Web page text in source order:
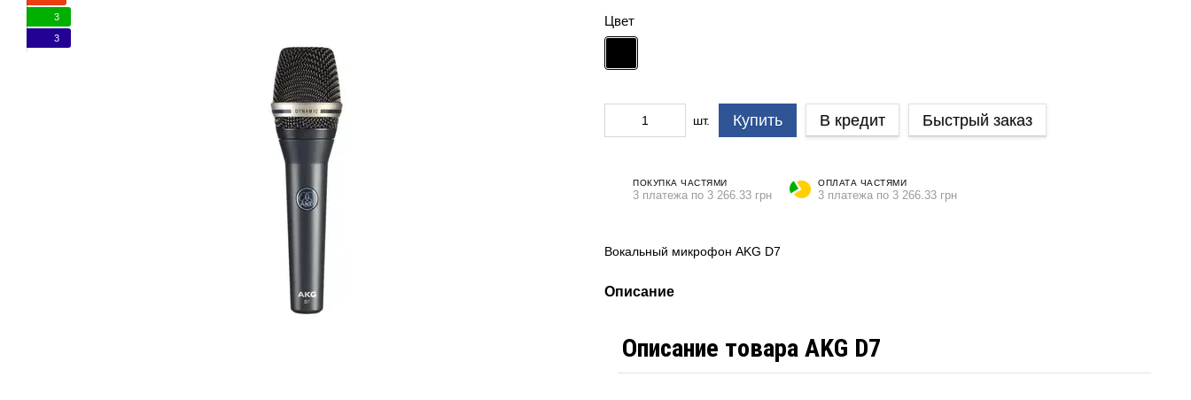
3
3
Цвет
шт. Купить В кредит Быстрый заказ
ПОКУПКА ЧАСТЯМИ
3 платежа по 3 266.33 грн
ОПЛАТА ЧАСТЯМИ
3 платежа по 3 266.33 грн
Вокальный микрофон AKG D7
Описание
Описание товара AKG D7